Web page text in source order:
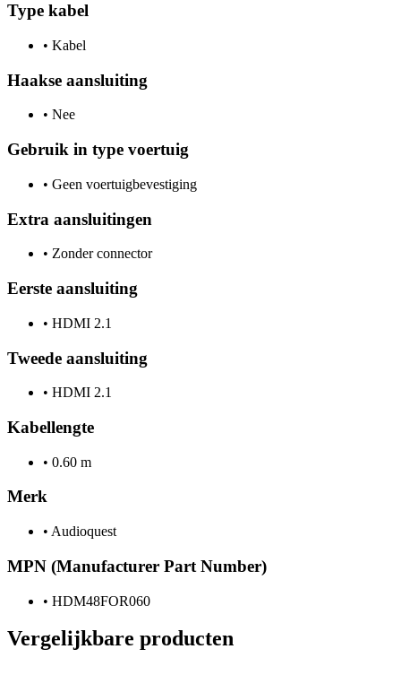
Type kabel
• Kabel
Haakse aansluiting
• Nee
Gebruik in type voertuig
• Geen voertuigbevestiging
Extra aansluitingen
• Zonder connector
Eerste aansluiting
• HDMI 2.1
Tweede aansluiting
• HDMI 2.1
Kabellengte
• 0.60 m
Merk
• Audioquest
MPN (Manufacturer Part Number)
• HDM48FOR060
Vergelijkbare producten